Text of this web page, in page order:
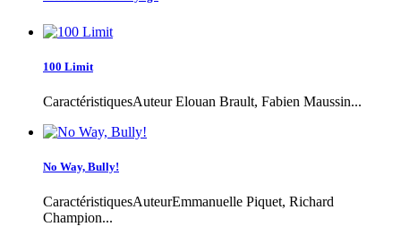
100 Limit
CaractéristiquesAuteur Elouan Brault, Fabien Maussin...
No Way, Bully!
CaractéristiquesAuteurEmmanuelle Piquet, Richard
Champion...